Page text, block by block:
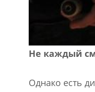
Не каждый
Однако есть